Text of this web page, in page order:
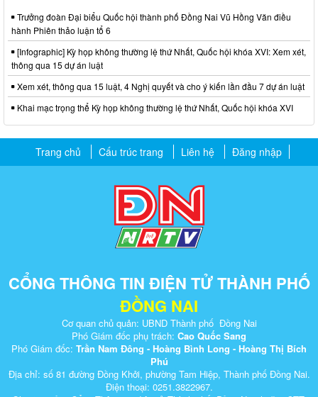
Trưởng đoàn Đại biểu Quốc hội thành phố Đồng Nai Vũ Hồng Văn điều
hành Phiên thảo luận tổ 6
[Infographic] Kỳ họp không thường lệ thứ Nhất, Quốc hội khóa XVI: Xem xét,
thông qua 15 dự án luật
Xem xét, thông qua 15 luật, 4 Nghị quyết và cho ý kiến lần đầu 7 dự án luật
Khai mạc trọng thể Kỳ họp không thường lệ thứ Nhất, Quốc hội khóa XVI
Trang chủ Cấu trúc trang Liên hệ Đăng nhập
CỔNG THÔNG TIN ĐIỆN TỬ THÀNH PHỐ
ĐỒNG NAI
Cơ quan chủ quản: UBND Thành phố Đồng Nai
Phó Giám đốc phụ trách: Cao Quốc Sang
Phó Giám đốc: Trần Nam Đông - Hoàng Bình Long - Hoàng Thị Bích
Phú
Địa chỉ: số 81 đường Đồng Khởi, phường Tam Hiệp, Thành phố Đồng Nai.
Điện thoại: 0251.3822967.